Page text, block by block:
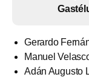
Gerardo
Manuel
Adán Augusto